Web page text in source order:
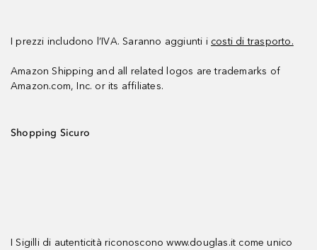
I prezzi includono l’IVA. Saranno aggiunti i costi di trasporto.
Amazon Shipping and all related logos are trademarks of
Amazon.com, Inc. or its affiliates.
Shopping Sicuro
I Sigilli di autenticità riconoscono www.douglas.it come unico